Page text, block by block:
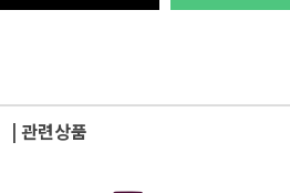
| 관련상품